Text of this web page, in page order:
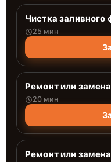
Чистка заливного
25 мин
Ремонт или
20 мин
Ремонт или